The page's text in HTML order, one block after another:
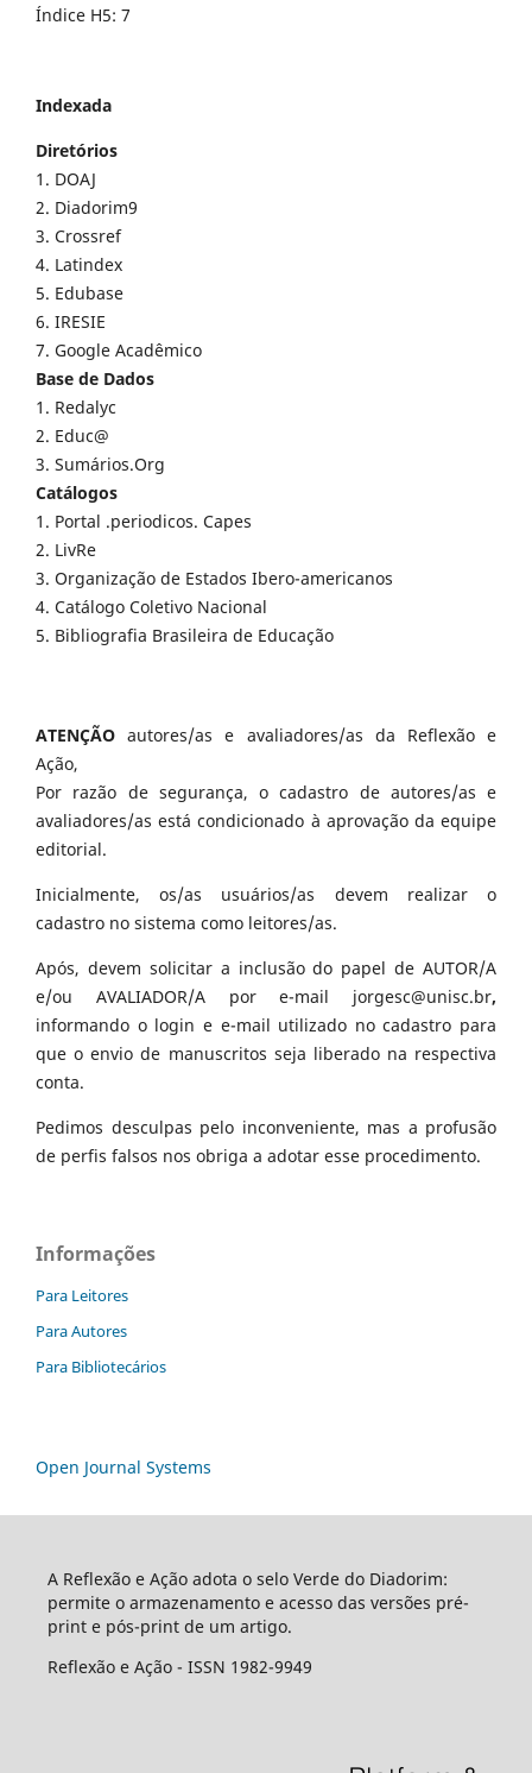
Índice H5: 7
Indexada
Diretórios
1. DOAJ
2. Diadorim9
3. Crossref
4. Latindex
5. Edubase
6. IRESIE
7. Google Acadêmico
Base de Dados
1. Redalyc
2. Educ@
3. Sumários.Org
Catálogos
1. Portal .periodicos. Capes
2. LivRe
3. Organização de Estados Ibero-americanos
4. Catálogo Coletivo Nacional
5. Bibliografia Brasileira de Educação
ATENÇÃO autores/as e avaliadores/as da Reflexão e
Ação,
Por razão de segurança, o cadastro de autores/as e
avaliadores/as está condicionado à aprovação da equipe
editorial.
Inicialmente, os/as usuários/as devem realizar o
cadastro no sistema como leitores/as.
Após, devem solicitar a inclusão do papel de AUTOR/A
e/ou AVALIADOR/A por e-mail jorgesc@unisc.br,
informando o login e e-mail utilizado no cadastro para
que o envio de manuscritos seja liberado na respectiva
conta.
Pedimos desculpas pelo inconveniente, mas a profusão
de perfis falsos nos obriga a adotar esse procedimento.
Informações
Para Leitores
Para Autores
Para Bibliotecários
Open Journal Systems
A Reflexão e Ação adota o selo Verde do Diadorim:
permite o armazenamento e acesso das versões pré-
print e pós-print de um artigo.
Reflexão e Ação - ISSN 1982-9949